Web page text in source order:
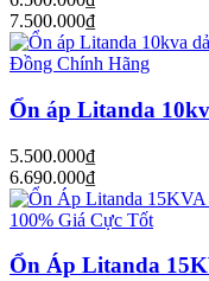
7.500.000₫
Ổn áp Litanda
5.500.000₫
6.690.000₫
Ổn Áp Litanda